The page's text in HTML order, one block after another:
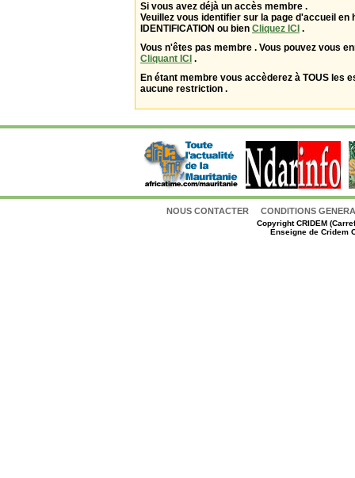
Si vous avez déjà un accès membre .
Veuillez vous identifier sur la page d'accueil en
IDENTIFICATION ou bien Cliquez ICI .
Vous n'êtes pas membre . Vous pouvez vous
Cliquant ICI .
En étant membre vous accèderez à TOUS les
aucune restriction .
NOUS CONTACTER CONDITIONS
CopyrightCRIDEM
Enseigne de Cridem